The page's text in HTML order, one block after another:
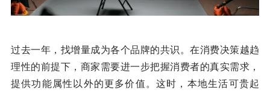
过去一年，找增量成为各个品牌的共识。在消费决策越趋
理性的前提下，商家需要进一步把握消费者的真实需求，
提供功能属性以外的更多价值。这时，本地生活可贵起